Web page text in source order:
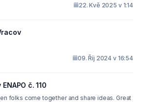
22. Kvě 2025 v 1:14
09. Říj 2024 v 16:54
č. 110
come together and share ideas. Great